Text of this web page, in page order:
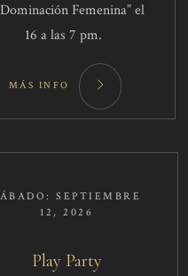
Femenina” el
16 a las 7 pm.
MÁS INFO
SEPTIEMBRE
12, 2026
Play Party​​